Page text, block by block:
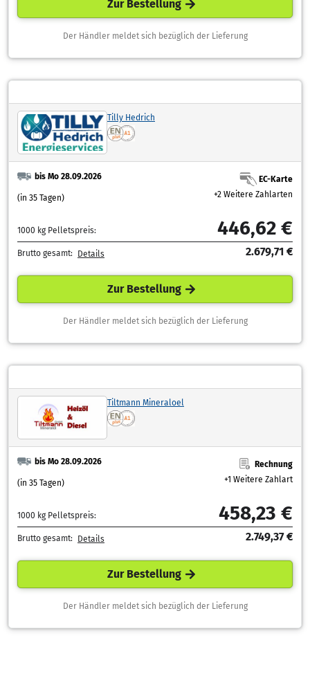
Zur Bestellung
Der Händler meldet sich bezüglich der Lieferung
Tilly Hedrich
bis Mo 28.09.2026
(in 35 Tagen)
EC-Karte
+2 Weitere Zahlarten
1000 kg Pelletspreis: 446,62 €
Brutto gesamt: Details 2.679,71 €
Zur Bestellung
Der Händler meldet sich bezüglich der Lieferung
Tiltmann Mineraloel
bis Mo 28.09.2026
(in 35 Tagen)
Rechnung
+1 Weitere Zahlart
1000 kg Pelletspreis: 458,23 €
Brutto gesamt: Details 2.749,37 €
Zur Bestellung
Der Händler meldet sich bezüglich der Lieferung